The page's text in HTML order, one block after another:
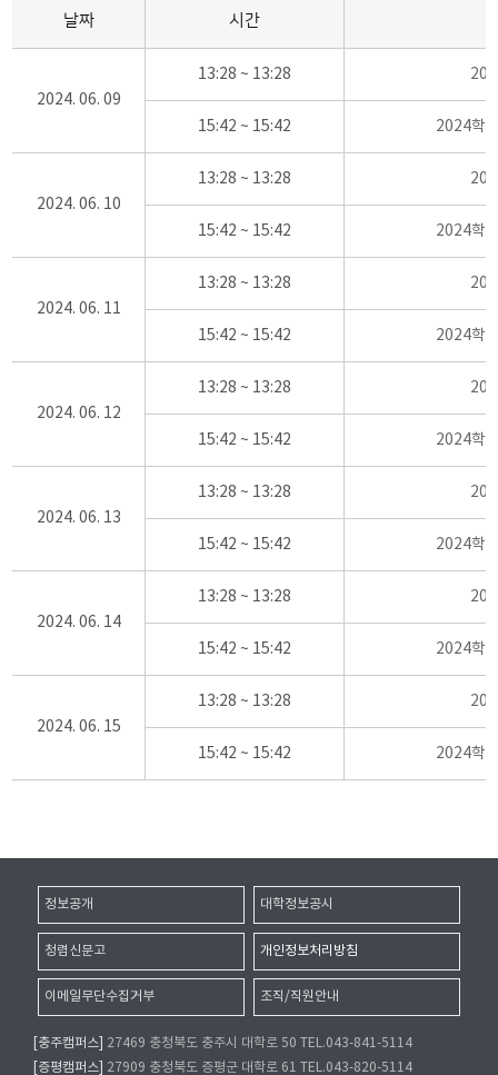
날짜 시간
2024. 06. 09
13:28 ~ 13:28
15:42 ~ 15:42 2024학
2024. 06. 10
13:28 ~ 13:28
15:42 ~ 15:42 2024학
2024. 06. 11
13:28 ~ 13:28
15:42 ~ 15:42 2024학
2024. 06. 12
13:28 ~ 13:28
15:42 ~ 15:42 2024학
2024. 06. 13
13:28 ~ 13:28
15:42 ~ 15:42 2024학
2024. 06. 14
13:28 ~ 13:28
15:42 ~ 15:42 2024학
2024. 06. 15
13:28 ~ 13:28
15:42 ~ 15:42 2024학
정보공개 대학정보공시
청렴신문고 개인정보처리방침
이메일무단수집거부 조직/직원안내
[충주캠퍼스]
27469 충청북도 충주시 대학로 50 TEL.043-841-5114
[증평캠퍼스]
27909 충청북도 증평군 대학로 61 TEL.043-820-5114